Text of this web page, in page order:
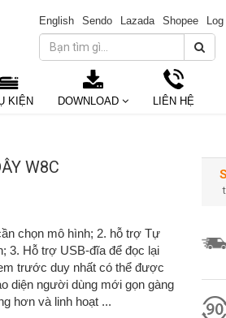
English Sendo Lazada Shopee
KIỆN DOWNLOAD LIÊN HỆ
W8C
chọn mô hình; 2. hỗ trợ Tự
3. Hỗ trợ USB-đĩa để đọc lại
trước duy nhất có thể được
diện người dùng mới gọn gàng
hơn và linh hoạt ...